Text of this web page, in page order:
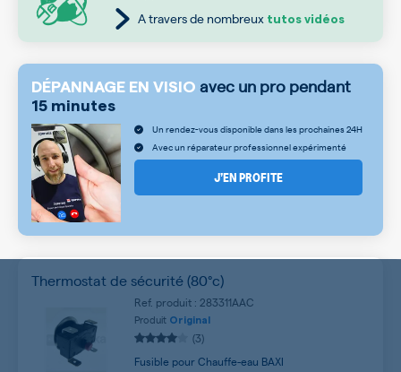
A travers de nombreux tutos vidéos
DÉPANNAGE EN VISIO avec un pro pendant
15 minutes
Un rendez-vous disponible dans les prochaines 24H
Avec un réparateur professionnel expérimenté
J’EN PROFITE
Thermostat de sécurité (80°c)
Ref. produit : 283311AAC
Produit Original
(3)
Fusible pour Chauffe-eau BAXI